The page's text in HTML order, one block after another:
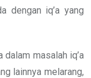
dengan iq’a yang
masalah iq’a
lainnya melarang,